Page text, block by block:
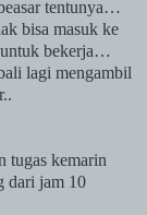
tentunya…
bisa masuk ke
untuk bekerja…
lagi mengambil
tugas kemarin
dari jam 10